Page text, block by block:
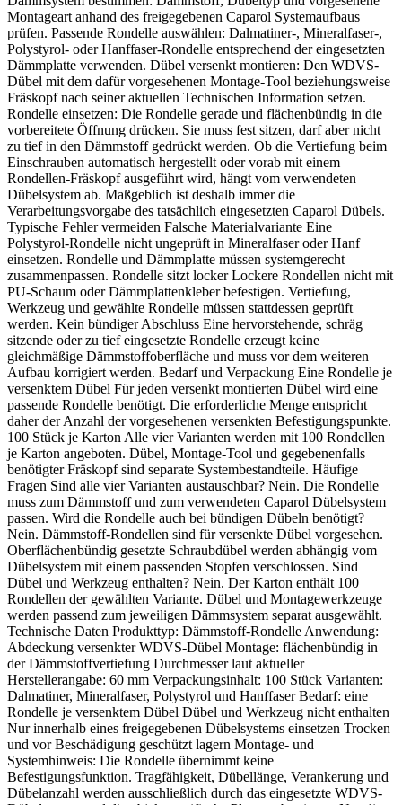
Montageart anhand des freigegebenen Caparol Systemaufbaus
prüfen. Passende Rondelle auswählen: Dalmatiner-, Mineralfaser-,
Polystyrol- oder Hanffaser-Rondelle entsprechend der eingesetzten
Dämmplatte verwenden. Dübel versenkt montieren: Den WDVS-
Dübel mit dem dafür vorgesehenen Montage-Tool beziehungsweise
Fräskopf nach seiner aktuellen Technischen Information setzen.
Rondelle einsetzen: Die Rondelle gerade und flächenbündig in die
vorbereitete Öffnung drücken. Sie muss fest sitzen, darf aber nicht
zu tief in den Dämmstoff gedrückt werden. Ob die Vertiefung beim
Einschrauben automatisch hergestellt oder vorab mit einem
Rondellen-Fräskopf ausgeführt wird, hängt vom verwendeten
Dübelsystem ab. Maßgeblich ist deshalb immer die
Verarbeitungsvorgabe des tatsächlich eingesetzten Caparol Dübels.
Typische Fehler vermeiden Falsche Materialvariante Eine
Polystyrol-Rondelle nicht ungeprüft in Mineralfaser oder Hanf
einsetzen. Rondelle und Dämmplatte müssen systemgerecht
zusammenpassen. Rondelle sitzt locker Lockere Rondellen nicht mit
PU-Schaum oder Dämmplattenkleber befestigen. Vertiefung,
Werkzeug und gewählte Rondelle müssen stattdessen geprüft
werden. Kein bündiger Abschluss Eine hervorstehende, schräg
sitzende oder zu tief eingesetzte Rondelle erzeugt keine
gleichmäßige Dämmstoffoberfläche und muss vor dem weiteren
Aufbau korrigiert werden. Bedarf und Verpackung Eine Rondelle je
versenktem Dübel Für jeden versenkt montierten Dübel wird eine
passende Rondelle benötigt. Die erforderliche Menge entspricht
daher der Anzahl der vorgesehenen versenkten Befestigungspunkte.
100 Stück je Karton Alle vier Varianten werden mit 100 Rondellen
je Karton angeboten. Dübel, Montage-Tool und gegebenenfalls
benötigter Fräskopf sind separate Systembestandteile. Häufige
Fragen Sind alle vier Varianten austauschbar? Nein. Die Rondelle
muss zum Dämmstoff und zum verwendeten Caparol Dübelsystem
passen. Wird die Rondelle auch bei bündigen Dübeln benötigt?
Nein. Dämmstoff-Rondellen sind für versenkte Dübel vorgesehen.
Oberflächenbündig gesetzte Schraubdübel werden abhängig vom
Dübelsystem mit einem passenden Stopfen verschlossen. Sind
Dübel und Werkzeug enthalten? Nein. Der Karton enthält 100
Rondellen der gewählten Variante. Dübel und Montagewerkzeuge
werden passend zum jeweiligen Dämmsystem separat ausgewählt.
Technische Daten Produkttyp: Dämmstoff-Rondelle Anwendung:
Abdeckung versenkter WDVS-Dübel Montage: flächenbündig in
der Dämmstoffvertiefung Durchmesser laut aktueller
Herstellerangabe: 60 mm Verpackungsinhalt: 100 Stück Varianten:
Dalmatiner, Mineralfaser, Polystyrol und Hanffaser Bedarf: eine
Rondelle je versenktem Dübel Dübel und Werkzeug nicht enthalten
Nur innerhalb eines freigegebenen Dübelsystems einsetzen Trocken
und vor Beschädigung geschützt lagern Montage- und
Systemhinweis: Die Rondelle übernimmt keine
Befestigungsfunktion. Tragfähigkeit, Dübellänge, Verankerung und
Dübelanzahl werden ausschließlich durch das eingesetzte WDVS-